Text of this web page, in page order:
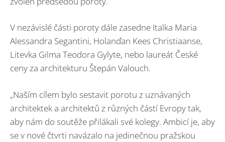
V nezávislé části poroty dále zasedne Italka Maria
Alessandra Segantini, Holanďan Kees Christiaanse,
Litevka Gilma Teodora Gylyte, nebo laureát České
ceny za architekturu Štepán Valouch.
„Naším cílem bylo sestavit porotu z uznávaných
architektek a architektů z různých částí Evropy tak,
aby nám do soutěže přilákali své kolegy. Ambicí je, aby
se v nové čtvrti navázalo na jedinečnou pražskou